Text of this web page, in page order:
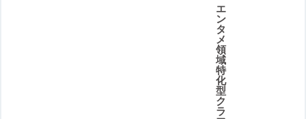
エ
ン
タ
メ
領
域
特
化
型
ク
ラ